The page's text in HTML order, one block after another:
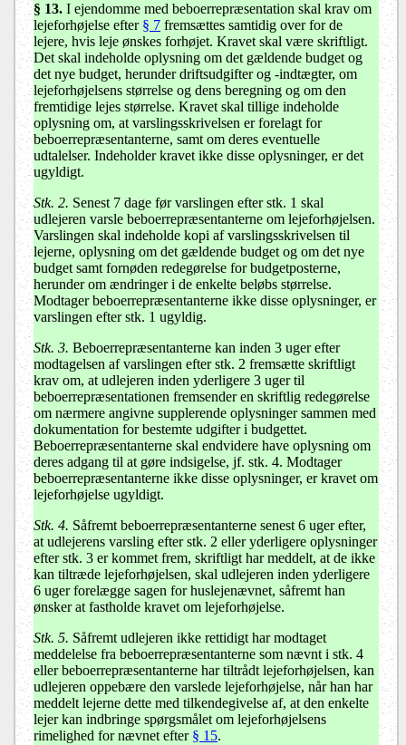
§ 13. I ejendomme med beboerrepræsentation skal krav om
lejeforhøjelse efter § 7 fremsættes samtidig over for de
lejere, hvis leje ønskes forhøjet. Kravet skal være skriftligt.
Det skal indeholde oplysning om det gældende budget og
det nye budget, herunder driftsudgifter og -indtægter, om
lejeforhøjelsens størrelse og dens beregning og om den
fremtidige lejes størrelse. Kravet skal tillige indeholde
oplysning om, atvarslingsskrivelsen er forelagt for
beboerrepræsentanterne, samt om deres eventuelle
udtalelser. Indeholder kravet ikke disse oplysninger, er det
ugyldigt.
Stk. 2. Senest 7 dage før varslingen efter stk. 1 skal
udlejeren varsle beboerrepræsentanterne om lejeforhøjelsen.
Varslingen skal indeholde kopi af varslingsskrivelsen til
lejerne, oplysning om det gældende budget og om det nye
budget samt fornøden redegørelse for budgetposterne,
herunder om ændringer i de enkelte beløbs størrelse.
Modtager beboerrepræsentanterne ikke disse oplysninger, er
varslingen efter stk. 1 ugyldig.
Stk. 3. Beboerrepræsentanterne kan inden 3 uger efter
modtagelsen af varslingen efter stk. 2 fremsætte skriftligt
krav om, at udlejeren inden yderligere 3 uger til
beboerrepræsentationen fremsender en skriftlig redegørelse
om nærmere angivne supplerende oplysninger sammen med
dokumentation for bestemte udgifter i budgettet.
Beboerrepræsentanterne skal endvidere have oplysning om
deres adgang til at gøre indsigelse, jf. stk. 4. Modtager
beboerrepræsentanterne ikke disse oplysninger, er kravet om
lejeforhøjelse ugyldigt.
Stk. 4. Såfremt beboerrepræsentanterne senest 6 uger efter,
at udlejerens varsling efter stk. 2 eller yderligere oplysninger
efter stk. 3 er kommet frem, skriftligt har meddelt, at de ikke
kan tiltræde lejeforhøjelsen, skal udlejeren inden yderligere
6 uger forelægge sagen for huslejenævnet, såfremt han
ønsker at fastholde kravet om lejeforhøjelse.
Stk. 5. Såfremt udlejeren ikke rettidigt har modtaget
meddelelse fra beboerrepræsentanterne som nævnt i stk. 4
eller beboerrepræsentanterne har tiltrådt lejeforhøjelsen, kan
udlejeren oppebære den varslede lejeforhøjelse, når han har
meddelt lejerne dette med tilkendegivelse af, at den enkelte
lejer kan indbringe spørgsmålet om lejeforhøjelsens
rimelighed for nævnet efter § 15.